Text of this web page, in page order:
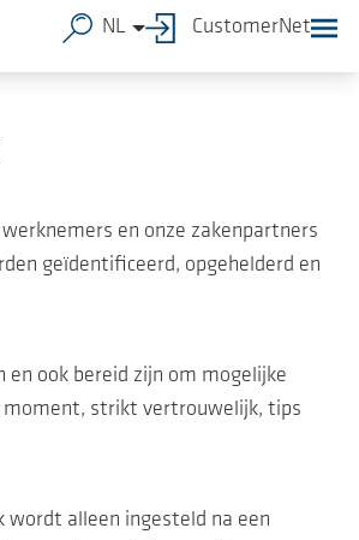
NL CustomerNet
en onze zakenpartners
geïdentificeerd, opgehelderd en
ook bereid zijn om mogelijke
moment, strikt vertrouwelijk, tips
wordt alleen ingesteld na een